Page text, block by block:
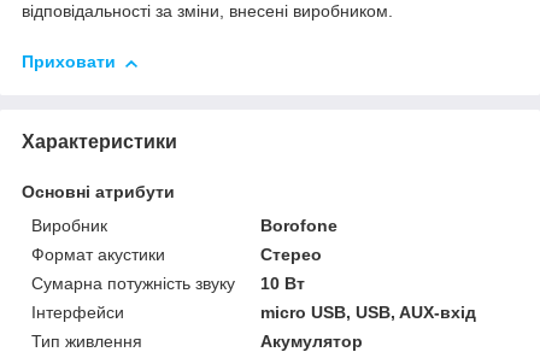
відповідальності за зміни, внесені виробником.
Приховати
Характеристики
Основні атрибути
Виробник
Borofone
Формат акустики
Стерео
Сумарна потужність звуку
10 Вт
Інтерфейси
micro USB, USB, AUX-вхід
Тип живлення
Акумулятор